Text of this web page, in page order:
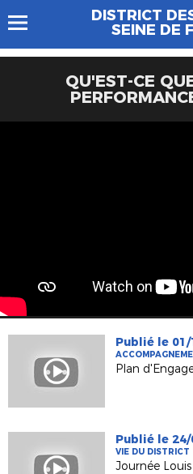
DISTRICT
SEINE DE
QU'EST-CE
Publié le 01/
Publié le 24/
VIE DU DISTRICT